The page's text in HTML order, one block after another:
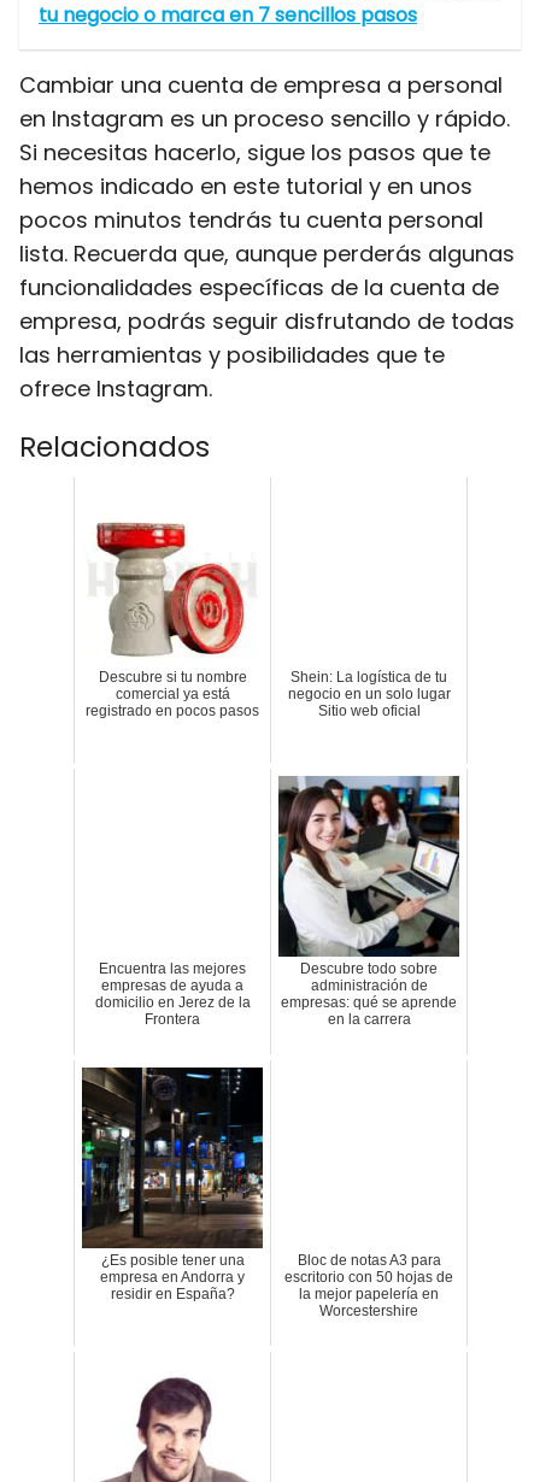
tu negocio o marca en 7 sencillos pasos
Cambiar una cuenta de empresa a personal
en Instagram es un proceso sencillo y rápido.
Si necesitas hacerlo, sigue los pasos que te
hemos indicado en este tutorial y en unos
pocos minutos tendrás tu cuenta personal
lista. Recuerda que, aunque perderás algunas
funcionalidades específicas de la cuenta de
empresa, podrás seguir disfrutando de todas
las herramientas y posibilidades que te
ofrece Instagram.
Relacionados
Descubre si tu nombre
comercial ya está
registrado en pocos pasos
Shein: La logística de tu
negocio en un solo lugar
Sitio web oficial
Encuentra las mejores
empresas de ayuda a
domicilio en Jerez de la
Frontera
Descubre todo sobre
administración de
empresas: qué se aprende
en la carrera
¿Es posible tener una
empresa en Andorra y
residir en España?
Bloc de notas A3 para
escritorio con 50 hojas de
la mejor papelería en
Worcestershire